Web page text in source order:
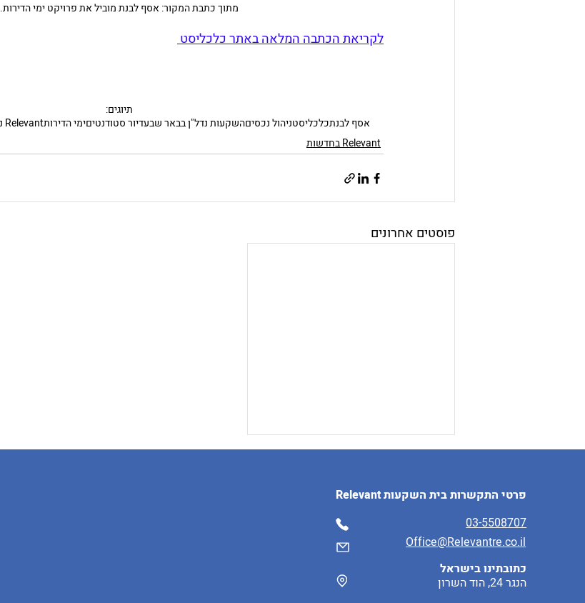
מתוך כתבת המקור: אסף לבנת מוביל את פרויקט ימי הדירות.
לקריאת הכתבה המלאה באתר כלכליסט
תיוגים:
אסף לבנתכלכליסטניהול נכסיםהשקעות נדל"ן בבאר שבעדיור סטודנטיםימי הדירותRelevant ניסיון מקצועי
Relevant בחדשות
פוסטים אחרונים
פרטי התקשרות בית השקעות Relevant
03-5508707
Office@Relevantre.co.il
כתובתינו בישראל
הנגר 24, הוד השרון